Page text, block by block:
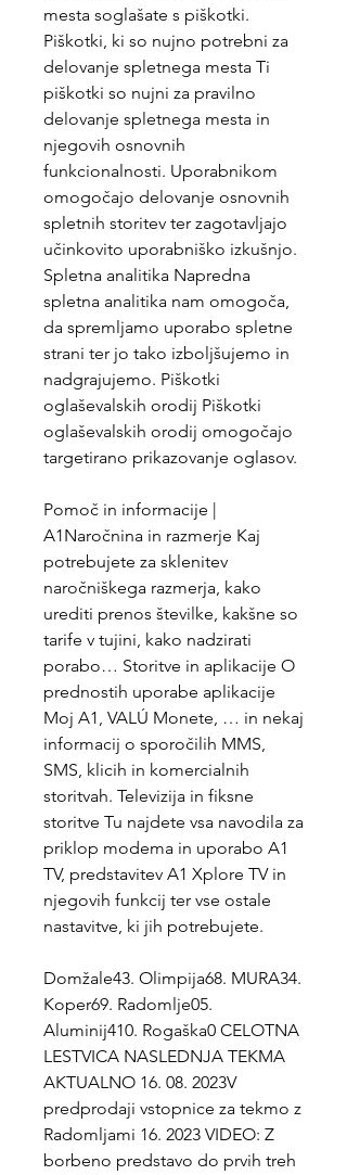
mesta soglašate s piškotki.
Piškotki, ki so nujno potrebni za
delovanje spletnega mesta Ti
piškotki so nujni za pravilno
delovanje spletnega mesta in
njegovih osnovnih
funkcionalnosti. Uporabnikom
omogočajo delovanje osnovnih
spletnih storitev ter zagotavljajo
učinkovito uporabniško izkušnjo.
Spletna analitika Napredna
spletna analitika nam omogoča,
da spremljamo uporabo spletne
strani ter jo tako izboljšujemo in
nadgrajujemo. Piškotki
oglaševalskih orodij Piškotki
oglaševalskih orodij omogočajo
targetirano prikazovanje oglasov.
Pomoč in informacije |
A1Naročnina in razmerje Kaj
potrebujete za sklenitev
naročniškega razmerja, kako
urediti prenos številke, kakšne so
tarife v tujini, kako nadzirati
porabo… Storitve in aplikacije O
prednostih uporabe aplikacije
Moj A1, VALÚ Monete, … in nekaj
informacij o sporočilih MMS,
SMS, klicih in komercialnih
storitvah. Televizija in fiksne
storitve Tu najdete vsa navodila za
priklop modema in uporabo A1
TV, predstavitev A1 Xplore TV in
njegovih funkcij ter vse ostale
nastavitve, ki jih potrebujete.
Domžale43. Olimpija68. MURA34.
Koper69. Radomlje05.
Aluminij410. Rogaška0 CELOTNA
LESTVICA NASLEDNJA TEKMA
AKTUALNO 16. 08. 2023V
predprodaji vstopnice za tekmo z
Radomljami 16. 2023 VIDEO: Z
borbeno predstavo do prvih treh